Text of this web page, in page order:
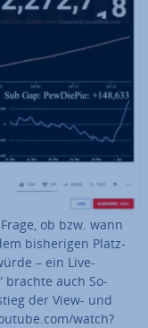
ob bzw. wann
bis­he­ri­gen Platz­
– ein Live­
brachte auch So­
der View- und
watch?